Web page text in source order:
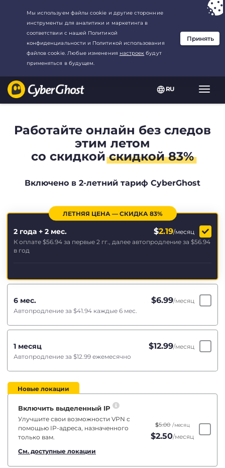
RU
Ваш выбор:Лучшая сделкадля2.1666666666667-год at$
месяц
Работайте онлайн без следов
этим летом
со скидкойскидкой 83%
Включено в 2-летний тариф CyberGhost
ЛЕТНЯЯ ЦЕНА — СКИДКА 83%
2 года + 2 мес. $2.19/месяц
К оплате $56.94 за первые 2 гг., далее автопродление за $56.94
в год
6 мес. $6.99/месяц
Автопродление за $41.94 каждые 6 мес.
1 месяц $12.99/месяц
Автопродление за $12.99 ежемесячно
Новые локации
Включить выделенный IP
Улучшите свои возможности VPN с
помощью IP-адреса, назначенного
только вам.
См. доступные локации
$5.00 /месяц
$2.50/месяц